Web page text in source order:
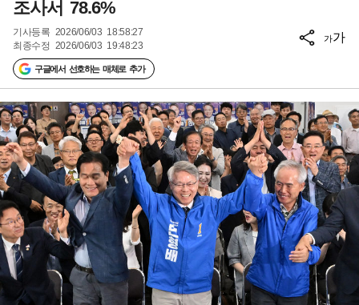
조사서 78.6%
기사등록 2026/06/03 18:58:27
최종수정 2026/06/03 19:48:23
구글에서 선호하는 매체로 추가
가가